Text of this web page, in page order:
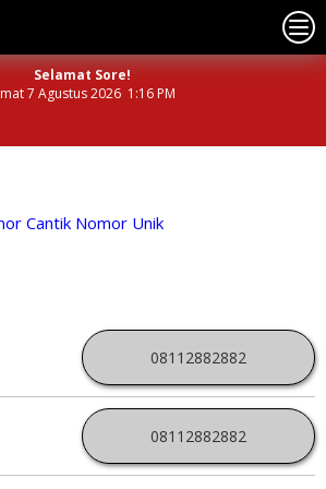
Selamat Sore!
7 Agustus 2026 1:16 PM
08112882882
08112882882